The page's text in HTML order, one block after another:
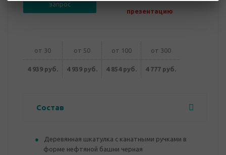
запрос
презентацию
от 30 от 50 от 100 от 300
4 939 руб. 4 939 руб. 4 854 руб. 4 777 руб.
Состав
Деревянная шкатулка с канатными ручками в
форме нефтяной башни черная